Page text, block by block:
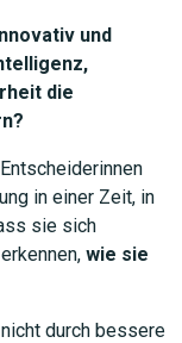
und
die
in einer Zeit, in
sie sich
wie sie
durch bessere